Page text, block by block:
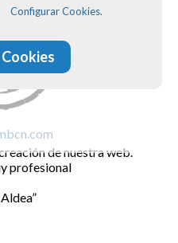
de nuestra web.
profesional
Configurar Cookies.